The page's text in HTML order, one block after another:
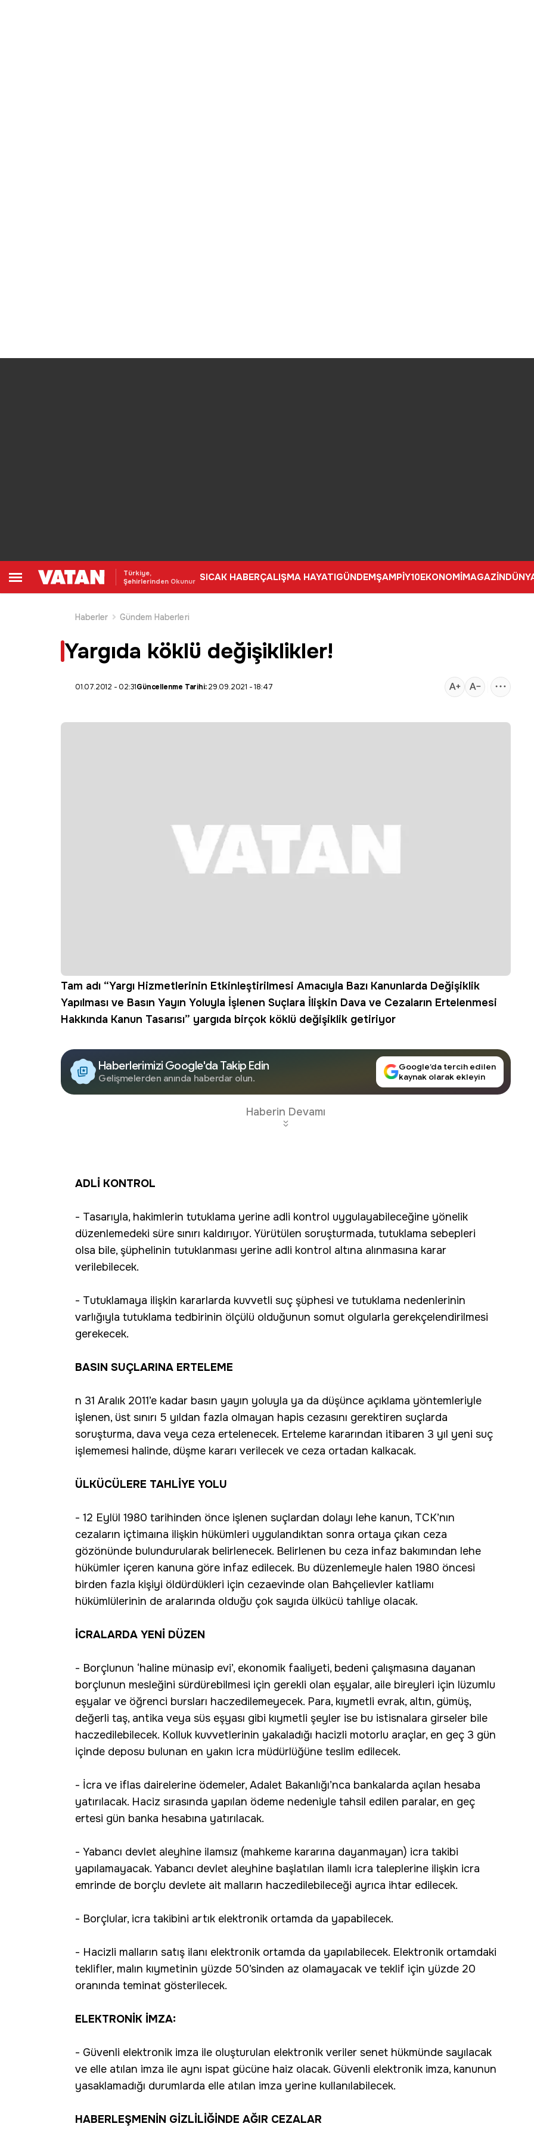
Türkiye,
Şehirlerinden Okunur SICAK HABERÇALIŞMA HAYATIGÜNDEMŞAMPİY10EKONOMİMAGAZİN
Haberler
Gündem Haberleri
Yargıda köklü değişiklikler!
01.07.2012 - 02:31Güncellenme Tarihi:29.09.2021 - 18:47
Tam adı “Yargı Hizmetlerinin Etkinleştirilmesi Amacıyla Bazı Kanunlarda Değişiklik
Yapılması ve Basın Yayın Yoluyla İşlenen Suçlara İlişkin Dava ve Cezaların Ertelenmesi
Hakkında Kanun Tasarısı” yargıda birçok köklü değişiklik getiriyor
Haberlerimizi Google'da Takip Edin
Gelişmelerden anında haberdar olun.
Google’da tercih edilen
kaynak olarak ekleyin
Haberin Devamı
ADLİ KONTROL
- Tasarıyla, hakimlerin tutuklama yerine adli kontrol uygulayabileceğine yönelik
düzenlemedeki süre sınırı kaldırıyor. Yürütülen soruşturmada, tutuklama sebepleri
olsa bile, şüphelinin tutuklanması yerine adli kontrol altına alınmasına karar
verilebilecek.
- Tutuklamaya ilişkin kararlarda kuvvetli suç şüphesi ve tutuklama nedenlerinin
varlığıyla tutuklama tedbirinin ölçülü olduğunun somut olgularla gerekçelendirilmesi
gerekecek.
BASIN SUÇLARINA ERTELEME
n 31 Aralık 2011’e kadar basın yayın yoluyla ya da düşünce açıklama yöntemleriyle
işlenen, üst sınırı 5 yıldan fazla olmayan hapis cezasını gerektiren suçlarda
soruşturma, dava veya ceza ertelenecek. Erteleme kararından itibaren 3 yıl yeni suç
işlememesi halinde, düşme kararı verilecek ve ceza ortadan kalkacak.
ÜLKÜCÜLERE TAHLİYE YOLU
- 12 Eylül 1980 tarihinden önce işlenen suçlardan dolayı lehe kanun, TCK’nın
cezaların içtimaına ilişkin hükümleri uygulandıktan sonra ortaya çıkan ceza
gözönünde bulundurularak belirlenecek. Belirlenen bu ceza infaz bakımından lehe
hükümler içeren kanuna göre infaz edilecek. Bu düzenlemeyle halen 1980 öncesi
birden fazla kişiyi öldürdükleri için cezaevinde olan Bahçelievler katliamı
hükümlülerinin de aralarında olduğu çok sayıda ülkücü tahliye olacak.
İCRALARDA YENİ DÜZEN
- Borçlunun ‘haline münasip evi’, ekonomik faaliyeti, bedeni çalışmasına dayanan
borçlunun mesleğini sürdürebilmesi için gerekli olan eşyalar, aile bireyleri için lüzumlu
eşyalar ve öğrenci bursları haczedilemeyecek. Para, kıymetli evrak, altın, gümüş,
değerli taş, antika veya süs eşyası gibi kıymetli şeyler ise bu istisnalara girseler bile
haczedilebilecek. Kolluk kuvvetlerinin yakaladığı hacizli motorlu araçlar, en geç 3 gün
içinde deposu bulunan en yakın icra müdürlüğüne teslim edilecek.
- İcra ve iflas dairelerine ödemeler, Adalet Bakanlığı’nca bankalarda açılan hesaba
yatırılacak. Haciz sırasında yapılan ödeme nedeniyle tahsil edilen paralar, en geç
ertesi gün banka hesabına yatırılacak.
- Yabancı devlet aleyhine ilamsız (mahkeme kararına dayanmayan) icra takibi
yapılamayacak. Yabancı devlet aleyhine başlatılan ilamlı icra taleplerine ilişkin icra
emrinde de borçlu devlete ait malların haczedilebileceği ayrıca ihtar edilecek.
- Borçlular, icra takibini artık elektronik ortamda da yapabilecek.
- Hacizli malların satış ilanı elektronik ortamda da yapılabilecek. Elektronik ortamdaki
teklifler, malın kıymetinin yüzde 50’sinden az olamayacak ve teklif için yüzde 20
oranında teminat gösterilecek.
ELEKTRONİK İMZA:
- Güvenli elektronik imza ile oluşturulan elektronik veriler senet hükmünde sayılacak
ve elle atılan imza ile aynı ispat gücüne haiz olacak. Güvenli elektronik imza, kanunun
yasaklamadığı durumlarda elle atılan imza yerine kullanılabilecek.
HABERLEŞMENİN GİZLİLİĞİNDE AĞIR CEZALAR